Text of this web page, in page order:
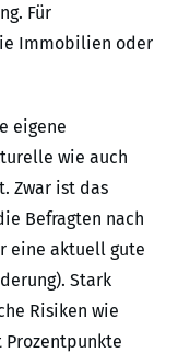
Für
Immobilien oder
eigene
wie auch
Zwar ist das
Befragten nach
eine aktuell gute
Stark
Risiken wie
Prozentpunkte